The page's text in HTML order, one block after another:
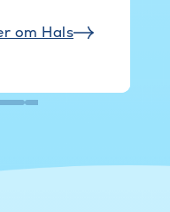
om Hals